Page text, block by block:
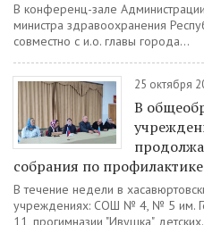
В конференц-зале
министра здравоохранения
совместно с и.о. главы города...
25 октября
В
собрания по
В течение недели в
учреждениях: СОШ № 4, № 5 им.
11, прогимназии "Ивушка",